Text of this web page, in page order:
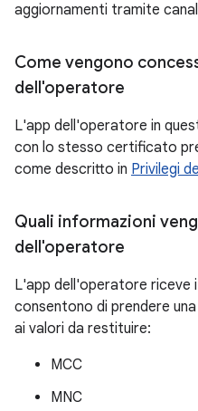
aggiornamenti tramite
Come vengono
dell'operatore
L'app dell'operatore in
con lo stesso certificato
come descritto in Privilegi
Quali informazioni
dell'operatore
L'app dell'operatore riceve
consentono di prendere
ai valori da restituire:
MCC
MNC